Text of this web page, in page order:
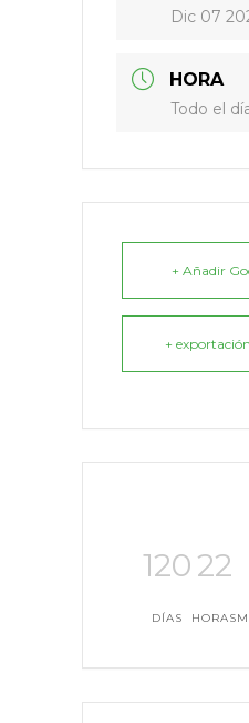
Dic 07
HORA
Todo el
+ Añadir
+
120
DÍAS
22
HORAS